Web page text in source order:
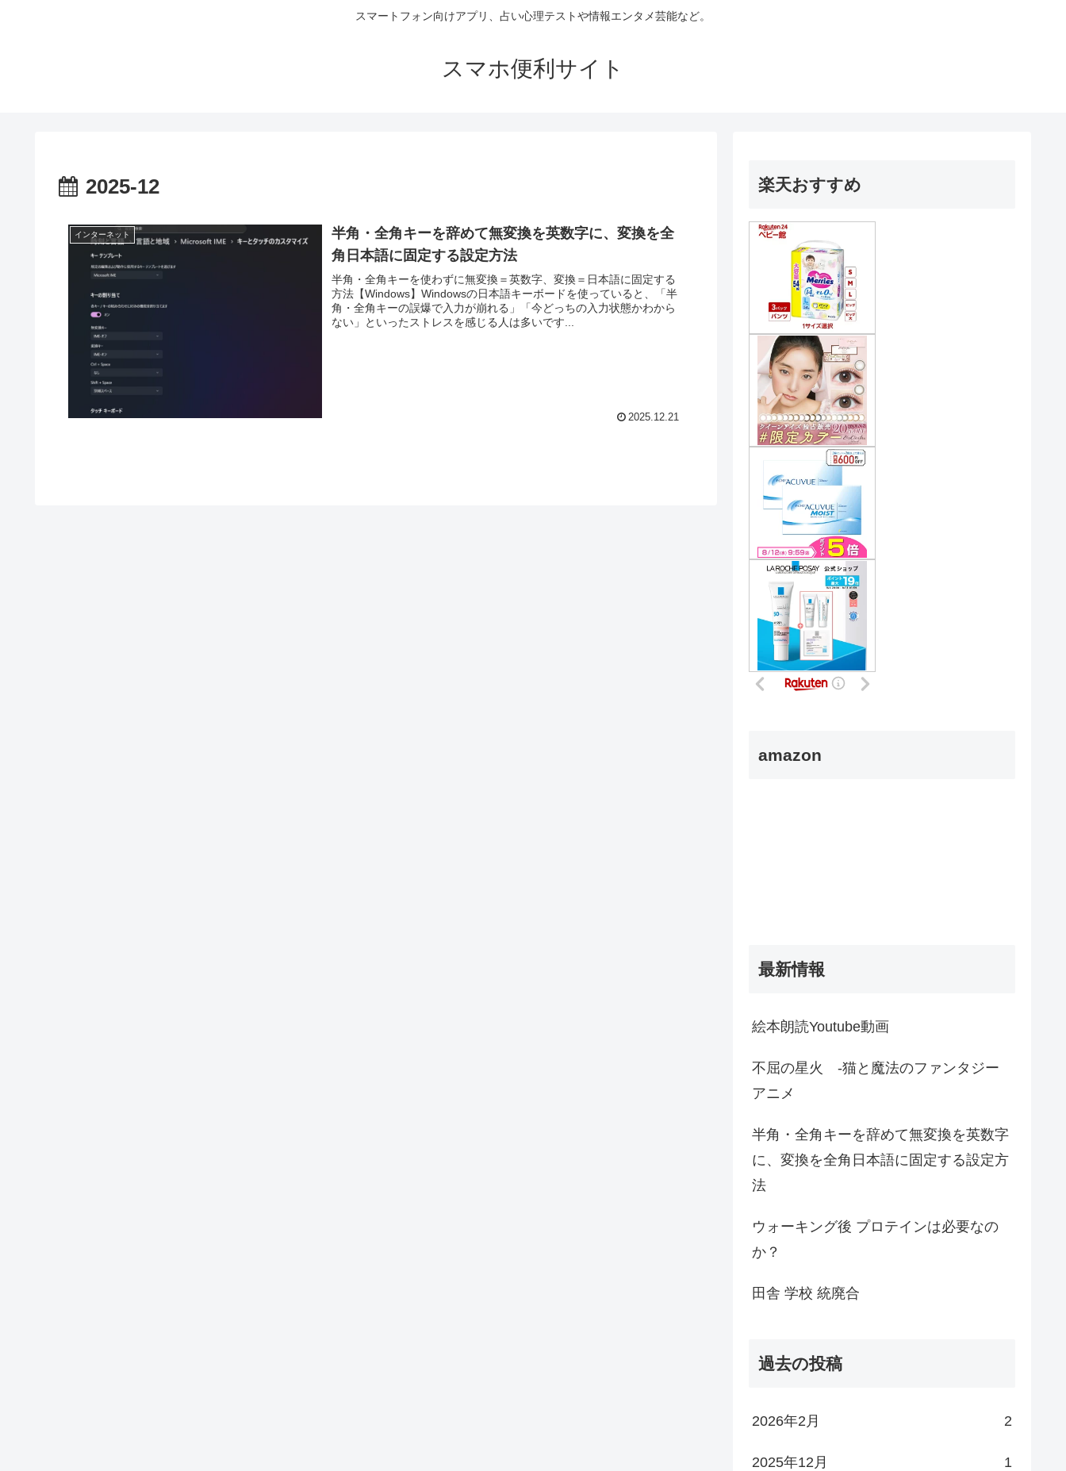
スマートフォン向けアプリ、占い心理テストや情報エンタメ芸能など。
スマホ便利サイト
2025-12
インターネット
半角・全角キーを辞めて無変換を英数字に、変換を全
角日本語に固定する設定方法
半角・全角キーを使わずに無変換＝英数字、変換＝日本語に固定する
方法【Windows】Windowsの日本語キーボードを使っていると、「半
角・全角キーの誤爆で入力が崩れる」「今どっちの入力状態かわから
ない」といったストレスを感じる人は多いです...
2025.12.21
楽天おすすめ
amazon
最新情報
絵本朗読Youtube動画
不屈の星火 -猫と魔法のファンタジー
アニメ
半角・全角キーを辞めて無変換を英数字
に、変換を全角日本語に固定する設定方
法
ウォーキング後 プロテインは必要なの
か？
田舎 学校 統廃合
過去の投稿
2026年2月 2
2025年12月 1